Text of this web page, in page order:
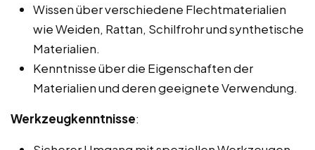
Wissen über verschiedene Flechtmaterialien
wie Weiden, Rattan, Schilfrohr und synthetische
Materialien.
Kenntnisse über die Eigenschaften der
Materialien und deren geeignete Verwendung.
Werkzeugkenntnisse: